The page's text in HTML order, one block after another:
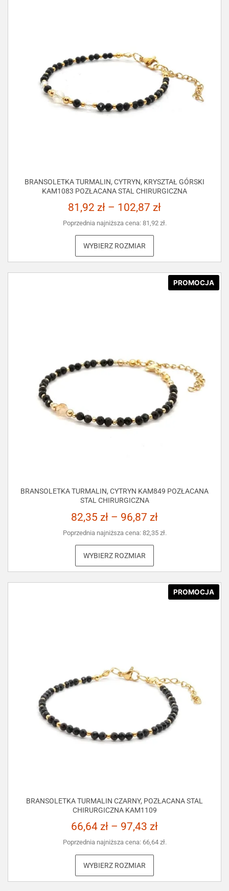
BRANSOLETKA TURMALIN, CYTRYN, KRYSZTAŁ GÓRSKI
KAM1083 POZŁACANA STAL CHIRURGICZNA
81,92 zł – 102,87 zł
Poprzednia najniższa cena: 81,92 zł.
WYBIERZ ROZMIAR
PROMOCJA
BRANSOLETKA TURMALIN, CYTRYN KAM849 POZŁACANA
STAL CHIRURGICZNA
82,35 zł – 96,87 zł
Poprzednia najniższa cena: 82,35 zł.
WYBIERZ ROZMIAR
PROMOCJA
BRANSOLETKA TURMALIN CZARNY, POZŁACANA STAL
CHIRURGICZNA KAM1109
66,64 zł – 97,43 zł
Poprzednia najniższa cena: 66,64 zł.
WYBIERZ ROZMIAR